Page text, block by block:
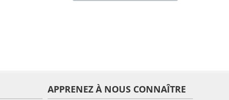
APPRENEZ À NOUS CONNAÎTRE